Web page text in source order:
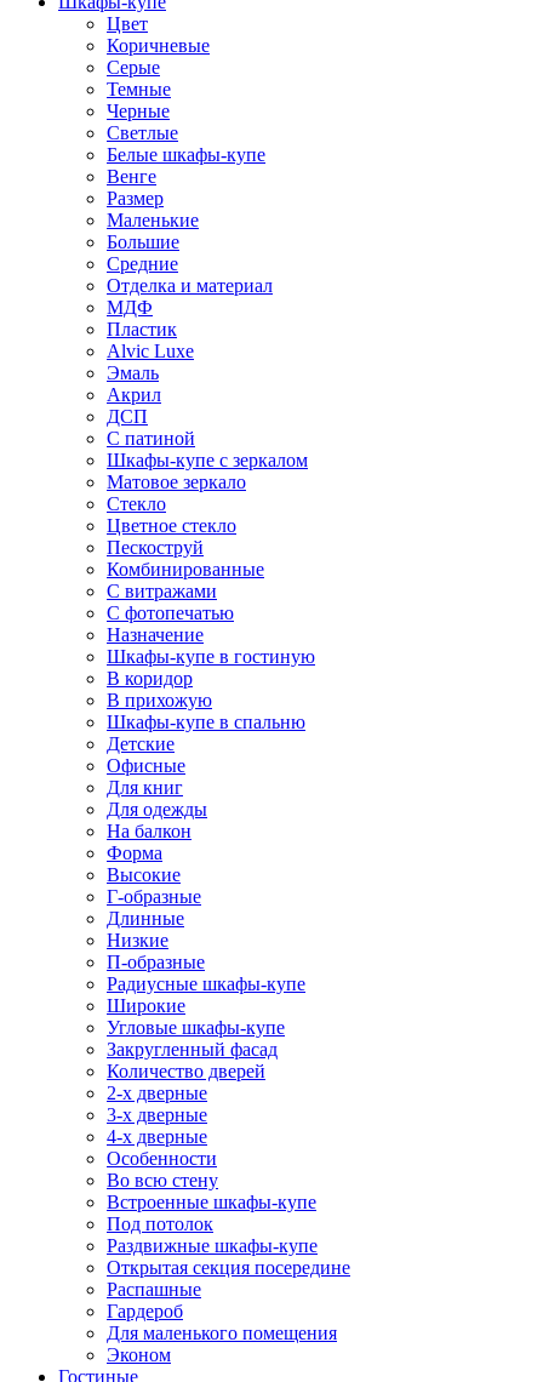
Цвет
Коричневые
Серые
Темные
Черные
Светлые
Белые шкафы-купе
Венге
Размер
Маленькие
Большие
Средние
Отделка и материал
МДФ
Пластик
Alvic Luxe
Эмаль
Акрил
ДСП
С патиной
Шкафы-купе с зеркалом
Матовое зеркало
Стекло
Цветное стекло
Пескоструй
Комбинированные
С витражами
С фотопечатью
Назначение
Шкафы-купе в гостиную
В коридор
В прихожую
Шкафы-купе в спальню
Детские
Офисные
Для книг
Для одежды
На балкон
Форма
Высокие
Г-образные
Длинные
Низкие
П-образные
Радиусные шкафы-купе
Широкие
Угловые шкафы-купе
Закругленный фасад
Количество дверей
2-х дверные
3-х дверные
4-х дверные
Особенности
Во всю стену
Встроенные шкафы-купе
Под потолок
Раздвижные шкафы-купе
Открытая секция посередине
Распашные
Гардероб
Для маленького помещения
Эконом
Гостиные